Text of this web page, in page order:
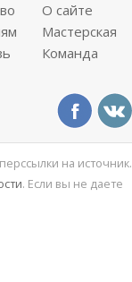
О сайте
Мастерская
Команда
на источник.
. Если вы не даете